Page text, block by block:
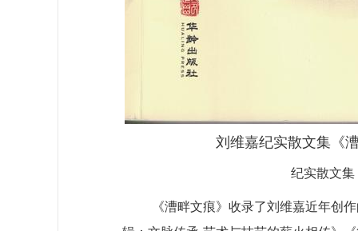
刘维嘉纪实散文集《
纪实散文
《漕畔文痕》收录了刘维嘉近年创